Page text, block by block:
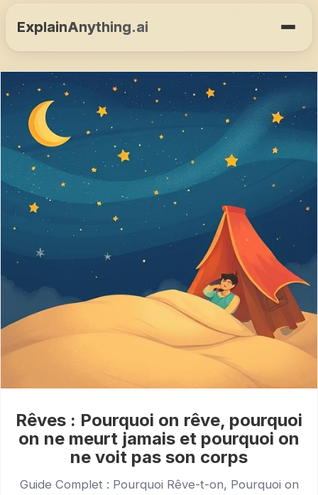
ExplainAnything.ai
Rêves : Pourquoi on rêve, pourquoi
on ne meurt jamais et pourquoi on
ne voit pas son corps
Guide Complet : Pourquoi Rêve-t-on, Pourquoi on